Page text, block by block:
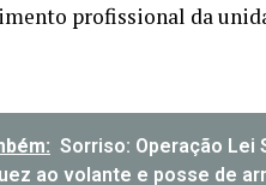
profissional da
Sorriso: Operação
ao volante e posse de